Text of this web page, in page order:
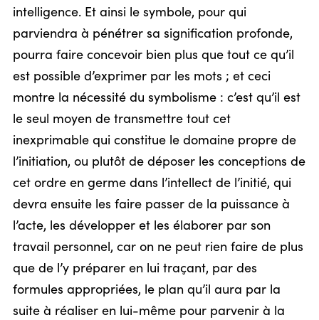
intelligence. Et ainsi le symbole, pour qui
parviendra à pénétrer sa signification profonde,
pourra faire concevoir bien plus que tout ce qu’il
est possible d’exprimer par les mots ; et ceci
montre la nécessité du symbolisme : c’est qu’il est
le seul moyen de transmettre tout cet
inexprimable qui constitue le domaine propre de
l’initiation, ou plutôt de déposer les conceptions de
cet ordre en germe dans l’intellect de l’initié, qui
devra ensuite les faire passer de la puissance à
l’acte, les développer et les élaborer par son
travail personnel, car on ne peut rien faire de plus
que de l’y préparer en lui traçant, par des
formules appropriées, le plan qu’il aura par la
suite à réaliser en lui-même pour parvenir à la